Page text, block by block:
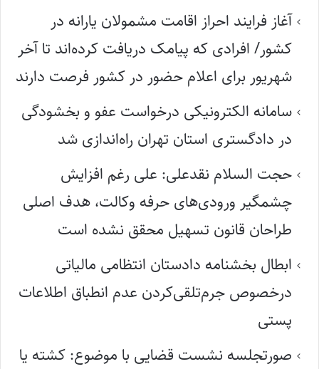
آغاز فرایند احراز اقامت مشمولان یارانه در
کشور/ افرادی که پیامک دریافت کرده‌اند تا آخر
شهریور برای اعلام حضور در کشور فرصت دارند
سامانه الکترونیکی درخواست عفو و بخشودگی
در دادگستری استان تهران راه‌اندازی شد
حجت السلام نقدعلی: علی رغم افزایش
چشمگیر ورودی‌های حرفه وکالت، هدف اصلی
طراحان قانون تسهیل محقق نشده است
ابطال بخشنامه دادستان انتظامی مالیاتی
درخصوص جرم‌تلقی‌کردن عدم انطباق اطلاعات
پستی
صورتجلسه نشست قضایی با موضوع: کشته یا